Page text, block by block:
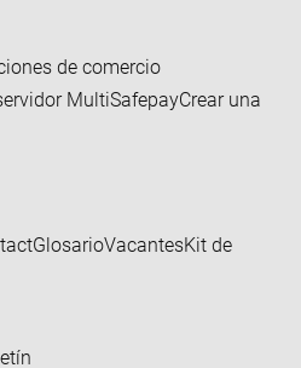
de comercio
MultiSafepayCrear una
GlosarioVacantesKit de